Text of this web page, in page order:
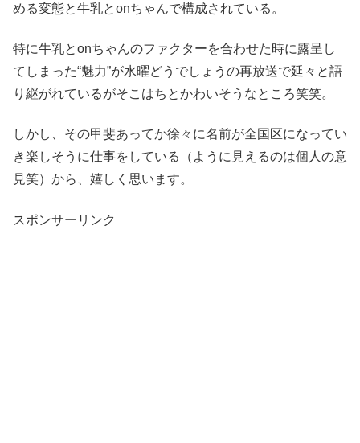
める変態と牛乳とonちゃんで構成されている。
特に牛乳とonちゃんのファクターを合わせた時に露呈し
てしまった“魅力”が水曜どうでしょうの再放送で延々と語
り継がれているがそこはちとかわいそうなところ笑笑。
しかし、その甲斐あってか徐々に名前が全国区になってい
き楽しそうに仕事をしている（ように見えるのは個人の意
見笑）から、嬉しく思います。
スポンサーリンク